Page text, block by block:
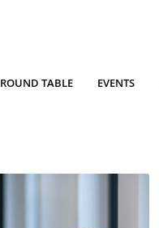
ROUND TABLE EVENTS